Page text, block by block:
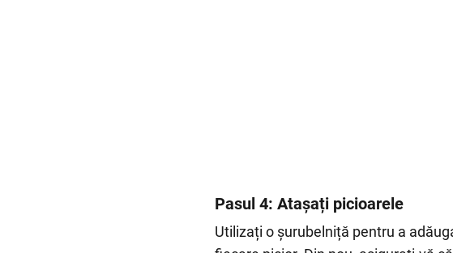
Pasul 4: Atașați picioarele
Utilizați o șurubelniță pentru a